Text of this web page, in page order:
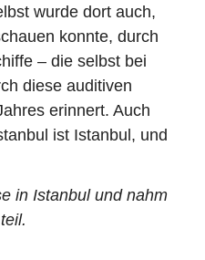
wurde dort auch,
konnte, durch
– die selbst bei
diese auditiven
erinnert. Auch
ist Istanbul, und
in Istanbul und nahm